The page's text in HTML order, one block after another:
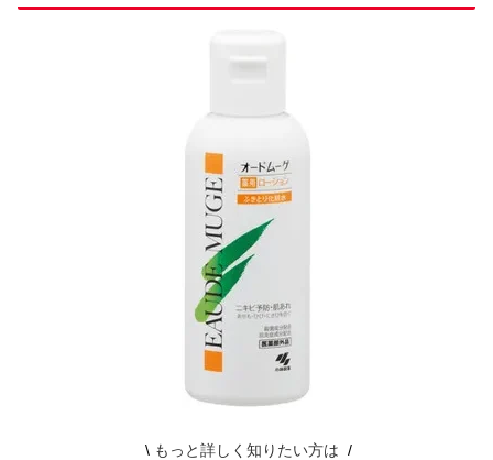
もっと詳しく知りたい方は